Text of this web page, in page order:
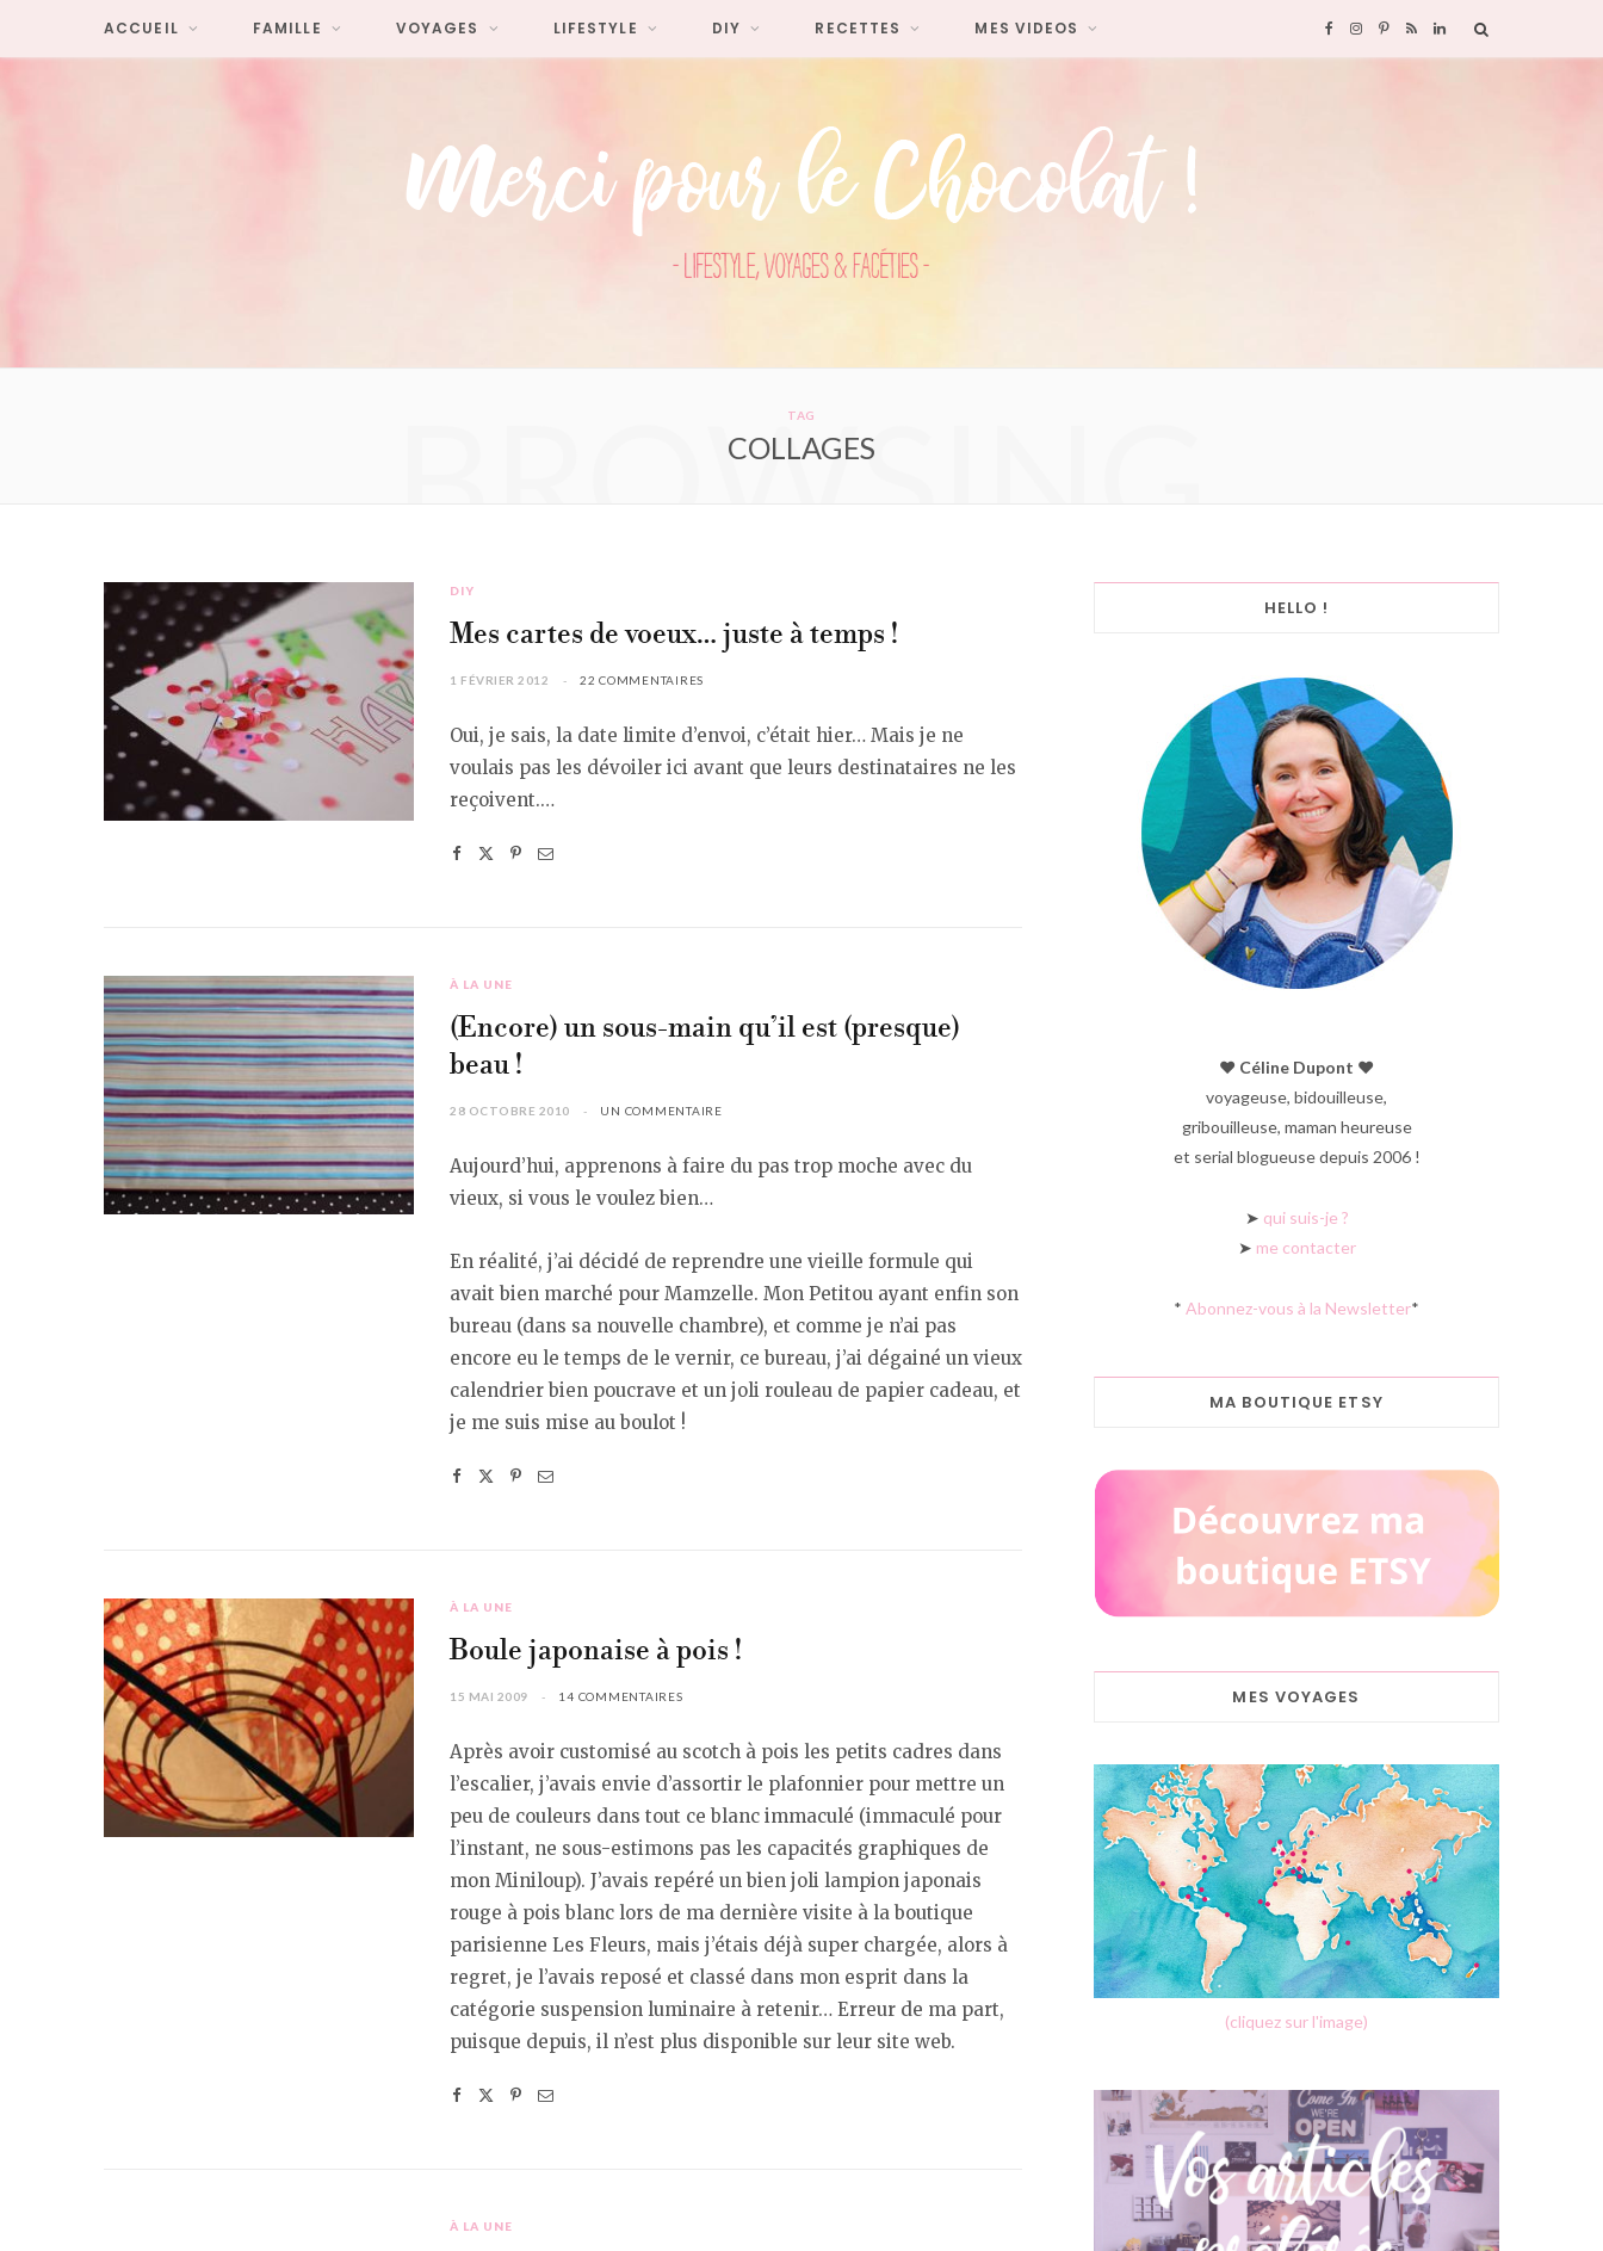
F I P
e
R L
I
ACCUEIL FAMILLE VOYAGES LIFESTYLE DIY RECETTES MES VIDEOS
TAG
COLLAGES
BROWSING
DIY
Mes cartes de voeux… juste à temps !
1 FÉVRIER 2012 22 COMMENTAIRES
Oui, je sais, la date limite d’envoi, c’était hier… Mais je ne
voulais pas les dévoiler ici avant que leurs destinataires ne les
reçoivent.…
À LA UNE
(Encore) un sous-main qu’il est (presque)
beau !
28 OCTOBRE 2010 UN COMMENTAIRE
Aujourd’hui, apprenons à faire du pas trop moche avec du
vieux, si vous le voulez bien…
En réalité, j’ai décidé de reprendre une vieille formule qui
avait bien marché pour Mamzelle. Mon Petitou ayant enfin son
bureau (dans sa nouvelle chambre), et comme je n’ai pas
encore eu le temps de le vernir, ce bureau, j’ai dégainé un vieux
calendrier bien poucrave et un joli rouleau de papier cadeau, et
je me suis mise au boulot !
À LA UNE
Boule japonaise à pois !
15 MAI 2009 14 COMMENTAIRES
Après avoir customisé au scotch à pois les petits cadres dans
l’escalier, j’avais envie d’assortir le plafonnier pour mettre un
peu de couleurs dans tout ce blanc immaculé (immaculé pour
l’instant, ne sous-estimons pas les capacités graphiques de
mon Miniloup). J’avais repéré un bien joli lampion japonais
rouge à pois blanc lors de ma dernière visite à la boutique
parisienne Les Fleurs, mais j’étais déjà super chargée, alors à
regret, je l’avais reposé et classé dans mon esprit dans la
catégorie suspension luminaire à retenir… Erreur de ma part,
puisque depuis, il n’est plus disponible sur leur site web.
À LA UNE
HELLO !
♥︎ Céline Dupont ♥︎
voyageuse, bidouilleuse,
gribouilleuse, maman heureuse
et serial blogueuse depuis 2006 !
➤ qui suis-je ?
➤ me contacter
* Abonnez-vous à la Newsletter*
MA BOUTIQUE ETSY
MES VOYAGES
(cliquez sur l'image)